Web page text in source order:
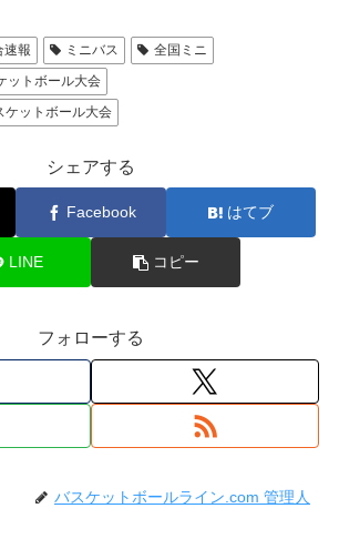
速報 ミニバス
全国ミニ
ットボール大会
ケットボール大会
シェアする
Facebook はてブ
LINE コピー
フォローする
バスケットボールライン.com 管理人